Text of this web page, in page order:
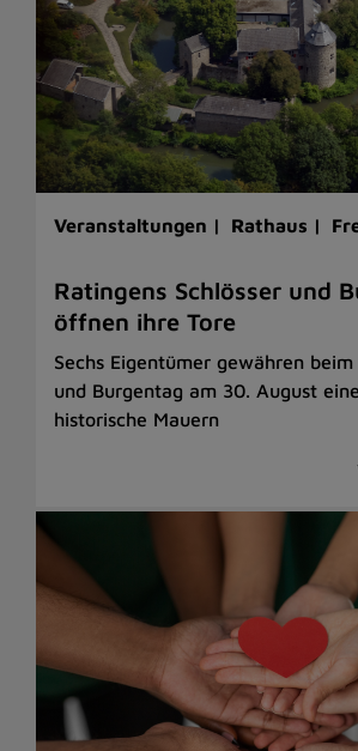
Veranstaltungen | Rathaus |
Ratingens Schlösser und
öffnen ihre Tore
Sechs Eigentümer gewähren beim
und Burgentag am 30. August
historische Mauern